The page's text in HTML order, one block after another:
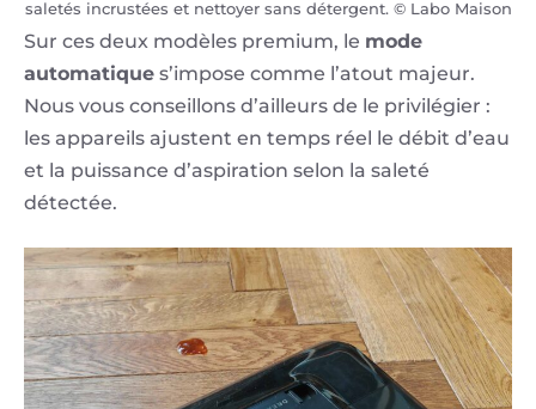
saletés incrustées et nettoyer sans détergent. © Labo Maison
Sur ces deux modèles premium, le mode
automatique s’impose comme l’atout majeur.
Nous vous conseillons d’ailleurs de le privilégier :
les appareils ajustent en temps réel le débit d’eau
et la puissance d’aspiration selon la saleté
détectée.